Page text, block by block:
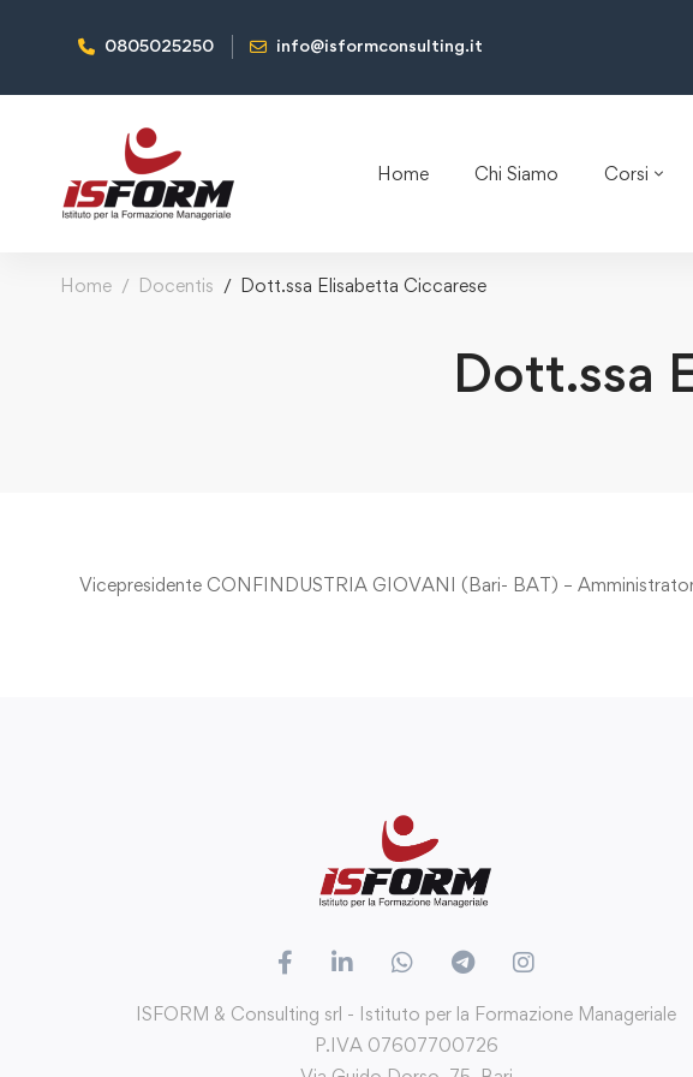
0805025250 info@isformconsulting.it
Home Chi Siamo Corsi
Home Docentis Dott.ssa Elisabetta Ciccarese
Dott.ssa
Vicepresidente CONFINDUSTRIA GIOVANI (Bari- BAT) –
ISFORM & Consulting srl - Istituto per la Formazione Manageriale
P.IVA 07607700726